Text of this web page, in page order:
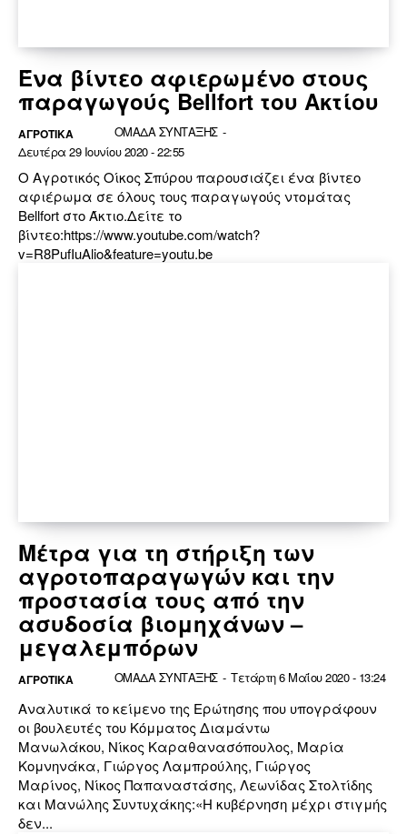
Ένα βίντεο αφιερωμένο στους
παραγωγούς Bellfort του Ακτίου
ΑΓΡΟΤΙΚΑ ΟΜΑΔΑ ΣΥΝΤΑΞΗΣ -
Δευτέρα 29 Ιουνίου 2020 - 22:55
Ο Αγροτικός Οίκος Σπύρου παρουσιάζει ένα βίντεο
αφιέρωμα σε όλους τους παραγωγούς ντομάτας
Bellfort στο Άκτιο.Δείτε το
βίντεο:https://www.youtube.com/watch?
v=R8PufIuAlio&feature=youtu.be
Μέτρα για τη στήριξη των
αγροτοπαραγωγών και την
προστασία τους από την
ασυδοσία βιομηχάνων –
μεγαλεμπόρων
ΑΓΡΟΤΙΚΑ ΟΜΑΔΑ ΣΥΝΤΑΞΗΣ - Τετάρτη 6 Μαΐου 2020 - 13:24
Αναλυτικά το κείμενο της Ερώτησης που υπογράφουν
οι βουλευτές του Κόμματος Διαμάντω
Μανωλάκου, Νίκος Καραθανασόπουλος, Μαρία
Κομνηνάκα, Γιώργος Λαμπρούλης, Γιώργος
Μαρίνος, Νίκος Παπαναστάσης, Λεωνίδας Στολτίδης
και Μανώλης Συντυχάκης:«Η κυβέρνηση μέχρι στιγμής
δεν...